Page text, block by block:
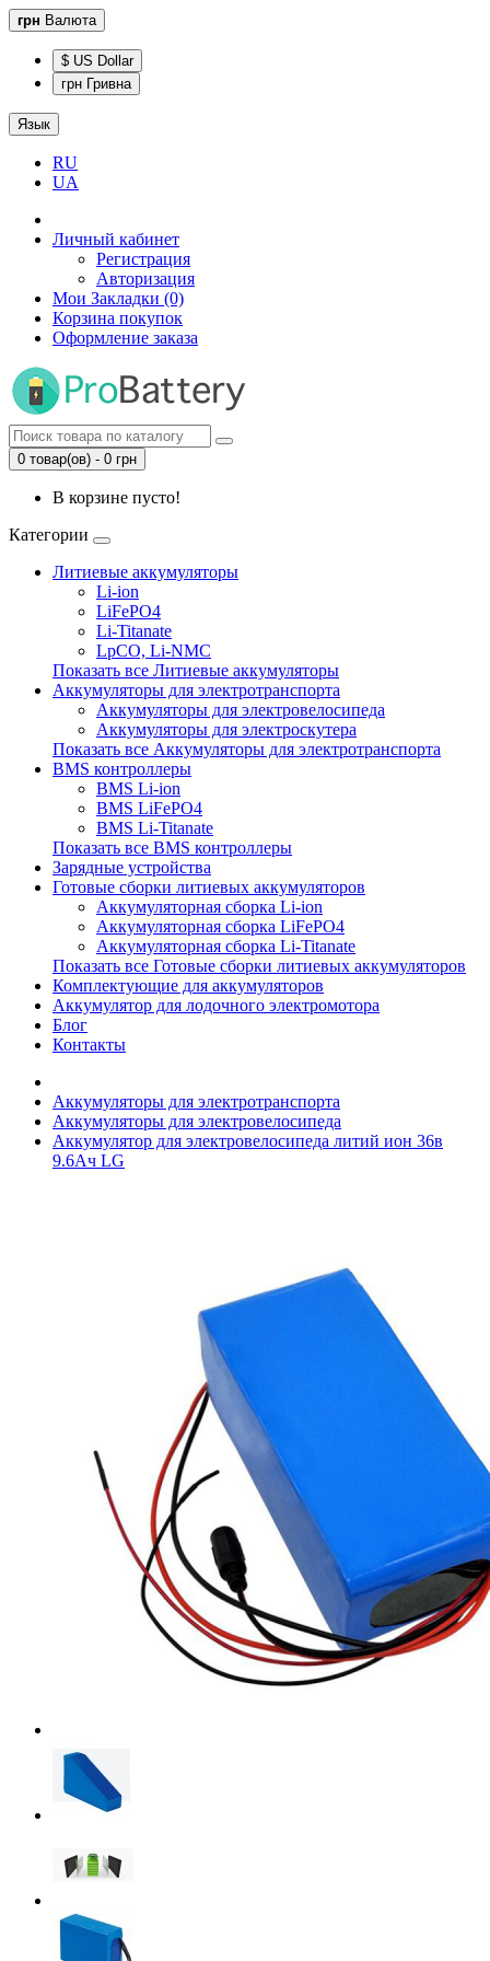
грн Валюта
$ US Dollar
грн Гривна
Язык
RU
UA
Личный кабинет
Регистрация
Авторизация
Мои Закладки (0)
Корзина покупок
Оформление заказа
0 товар(ов) - 0 грн
В корзине пусто!
Категории
Литиевые аккумуляторы
Li-ion
LiFePO4
Li-Titanate
LpCO, Li-NMC
Показать все Литиевые аккумуляторы
Аккумуляторы для электротранспорта
Аккумуляторы для электровелосипеда
Аккумуляторы для электроскутера
Показать все Аккумуляторы для электротранспорта
BMS контроллеры
BMS Li-ion
BMS LiFePO4
BMS Li-Titanate
Показать все BMS контроллеры
Зарядные устройства
Готовые сборки литиевых аккумуляторов
Аккумуляторная сборка Li-ion
Аккумуляторная сборка LiFePO4
Аккумуляторная сборка Li-Titanate
Показать все Готовые сборки литиевых аккумуляторов
Комплектующие для аккумуляторов
Аккумулятор для лодочного электромотора
Блог
Контакты
Аккумуляторы для электротранспорта
Аккумуляторы для электровелосипеда
Аккумулятор для электровелосипеда литий ион 36в
9.6Ач LG